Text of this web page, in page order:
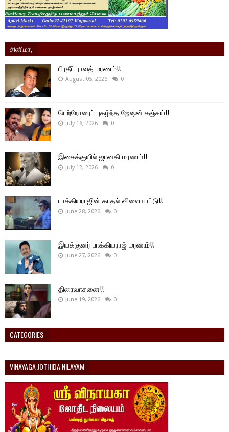
சினிமா,
பிரதீப் ராவத் மரணம்!!
August 05, 2026 0
பெற்றோரைப் புகழ்ந்த ஜேஷன் சஞ்சய்!!
July 16, 2026 0
இசைக்குயில் ஜானகி மரணம்!!
July 12, 2026 0
பாக்கியராஜின் காதல் விளையாட்டு!!
June 28, 2026 0
இயக்குனர் பாக்கியராஜ் மரணம்!!
June 27, 2026 0
திரைவாசனை!!
June 19, 2026 0
CATEGORIES
VINAYAGA JOTHIDA NILAYAM